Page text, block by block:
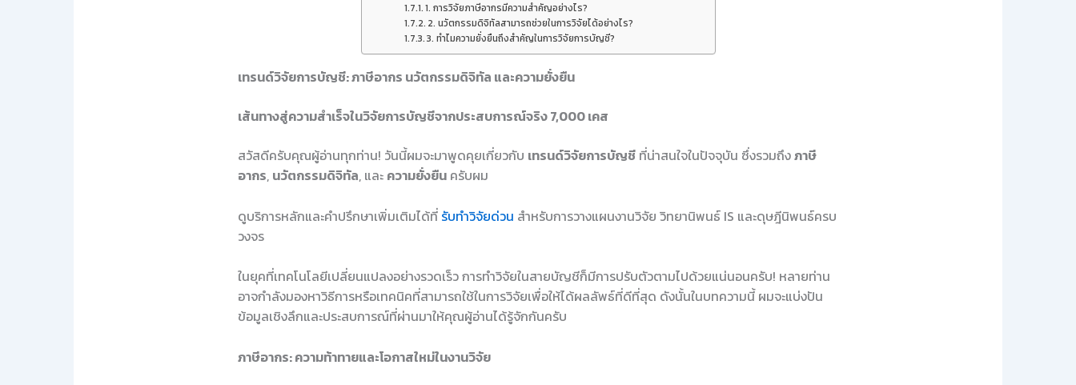
1. การวิจัยภาษีอากรมีความสำคัญอย่างไร?
2. นวัตกรรมดิจิทัลสามารถช่วยในการวิจัยได้อย่างไร?
3. ทำไมความยั่งยืนถึงสำคัญในการวิจัยการบัญชี?
เทรนด์วิจัยการบัญชี: ภาษีอากร นวัตกรรมดิจิทัล และความยั่งยืน
เส้นทางสู่ความสำเร็จในวิจัยการบัญชีจากประสบการณ์จริง 7,000 เคส
สวัสดีครับคุณผู้อ่านทุกท่าน! วันนี้ผมจะมาพูดคุยเกี่ยวกับ เทรนด์วิจัยการบัญชี ที่น่าสนใจในปัจจุบัน ซึ่งรวมถึงภาษี
อากร, นวัตกรรมดิจิทัล, และ ความยั่งยืน ครับผม
ดูบริการหลักและคำปรึกษาเพิ่มเติมได้ที่ รับทำวิจัยด่วน สำหรับการวางแผนงานวิจัย วิทยานิพนธ์ IS และดุษฎีนิพนธ์ครบ
วงจร
ในยุคที่เทคโนโลยีเปลี่ยนแปลงอย่างรวดเร็ว การทำวิจัยในสายบัญชีก็มีการปรับตัวตามไปด้วยแน่นอนครับ! หลายท่าน
อาจกำลังมองหาวิธีการหรือเทคนิคที่สามารถใช้ในการวิจัยเพื่อให้ได้ผลลัพธ์ที่ดีที่สุด ดังนั้นในบทความนี้ ผมจะแบ่งปัน
ข้อมูลเชิงลึกและประสบการณ์ที่ผ่านมาให้คุณผู้อ่านได้รู้จักกันครับ
ภาษีอากร: ความท้าทายและโอกาสใหม่ในงานวิจัย